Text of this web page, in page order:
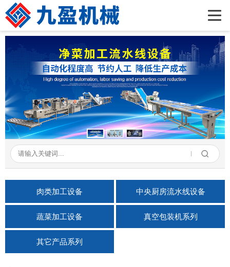
公司简介
产品展示
新闻资讯
成功案例
在线留言
联系我们
肉类加工设备 中央厨房流水线设备
蔬菜加工设备 真空包装机系列
其它产品系列